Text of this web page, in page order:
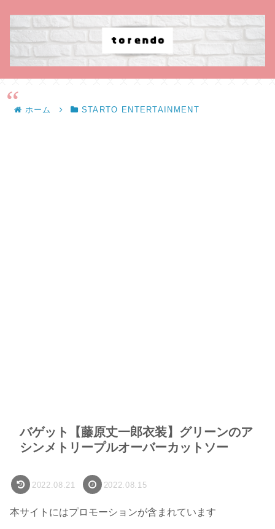
ホーム STARTO ENTERTAINMENT
バゲット【藤原丈一郎衣装】グリーンのア
シンメトリープルオーバーカットソー
2022.08.21 2022.08.15
本サイトにはプロモーションが含まれています